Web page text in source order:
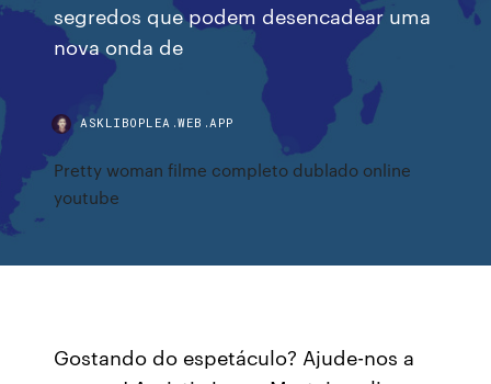
segredos que podem desencadear uma
nova onda de
ASKLIBOPLEA.WEB.APP
Pretty woman filme completo dublado online
youtube
Gostando do espetáculo? Ajude-nos a